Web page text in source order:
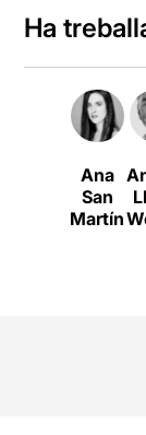
Ha
Ana
San
Martín